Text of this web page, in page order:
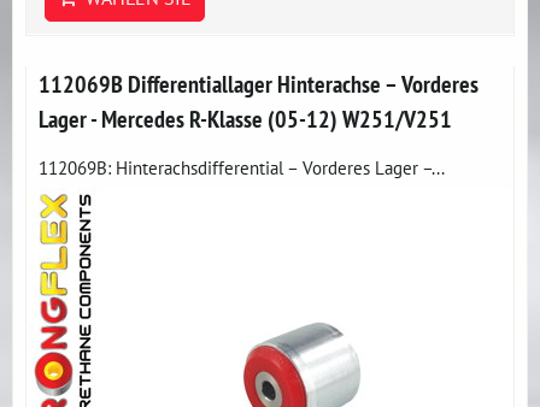
112069B Differentiallager Hinterachse – Vorderes
Lager - Mercedes R-Klasse (05-12) W251/V251
112069B: Hinterachsdifferential – Vorderes Lager –...